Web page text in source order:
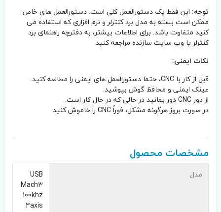
توجه: این فقط یک دستورالعمل کلی است. دستورالعمل های خاص
ممکن است بسته به مدل برد کنترلر و نرم افزاری که استفاده می
کنید متفاوت باشد. برای اطلاعات بیشتر، به دفترچه راهنمای برد
کنترلر یا وب سایت سازنده مراجعه کنید.
نکات ایمنی:
قبل از کار با CNC، حتما دستورالعمل های ایمنی را مطالعه کنید.
عینک ایمنی و محافظ گوش بپوشید.
از دور CNC دور بمانید در حالی که در حال کار است.
در صورت بروز هرگونه مشکل، فوراً CNC را خاموش کنید.
مشخصات محصول
مدل
USB
Mach3
100khz
4axis